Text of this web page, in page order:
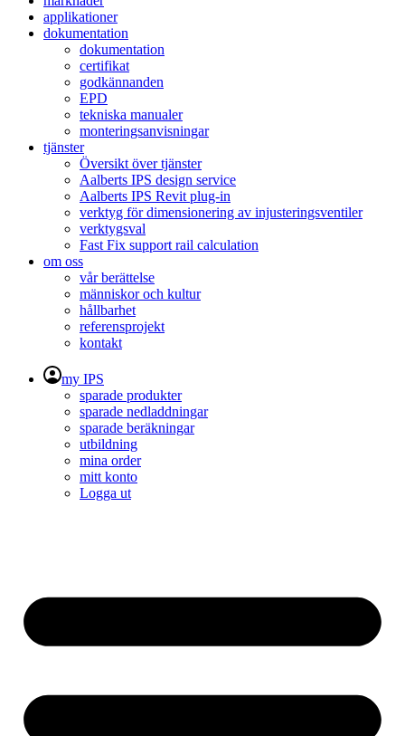
applikationer
dokumentation
dokumentation
certifikat
godkännanden
EPD
tekniska manualer
monteringsanvisningar
tjänster
Översikt över tjänster
Aalberts IPS design service
Aalberts IPS Revit plug-in
verktyg för dimensionering av injusteringsventiler
verktygsval
Fast Fix support rail calculation
om oss
vår berättelse
människor och kultur
hållbarhet
referensprojekt
kontakt
my IPS
sparade produkter
sparade nedladdningar
sparade beräkningar
utbildning
mina order
mitt konto
Logga ut